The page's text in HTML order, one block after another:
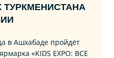
в Ашхабаде пройдёт
«KIDS EXPO: ВСЕ